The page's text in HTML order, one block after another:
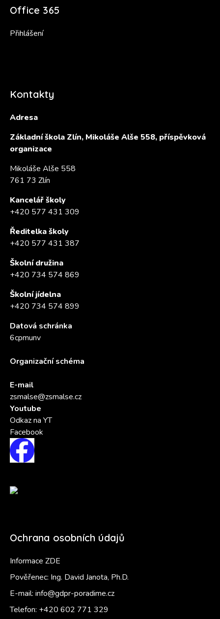
Office 365
Přihlášení
Kontakty
Adresa
Základní škola Zlín, Mikoláše Alše 558, příspěvková
organizace
Mikoláše Alše 558
761 73 Zlín
Kancelář školy
+420 577 431 309
Ředitelka školy
+420 577 431 387
Školní družina
+420 734 574 869
Školní jídelna
+420 734 574 899
Datová schránka
6cpmunv
Organizační schéma
E-mail
zsmalse@zsmalse.cz
Youtube
Odkaz na YT
Facebook
Ochrana osobních údajů
Informace ZDE
Pověřenec: Ing. David Janota, Ph.D.
E-mail: info@gdpr-poradime.cz
Telefon: +420 602 771 329